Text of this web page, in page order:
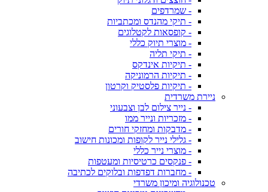
- שמרדפים
- תיקי מהנדס ומכתביות
- קופסאות לקטלוגים
- מוצרי תיוק כללי
- תיקי תליה
- תיקיות אינדקס
- תיקיות הרמוניקה
- תיקיות פלסטיק וקרטון
ניירת משרדית
- נייר צילום לבן וצבעוני
- מזכריות ונייר ממו
- מדבקות ומחזקי חורים
- גלילי נייר לקופות ומכונות חישוב
- מוצרי נייר כללי
- פנקסים כרטיסיות ומעטפות
- מחברות דפדפות ובלוקים לכתיבה
טכנולוגיה ומיכון משרדי